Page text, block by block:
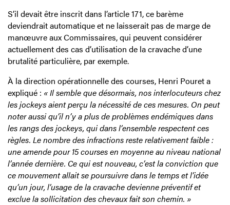
S’il devait être inscrit dans l’article 171, ce barème
deviendrait automatique et ne laisserait pas de marge de
manœuvre aux Commissaires, qui peuvent considérer
actuellement des cas d’utilisation de la cravache d’une
brutalité particulière, par exemple.
À la direction opérationnelle des courses, Henri Pouret a
expliqué : « Il semble que désormais, nos interlocuteurs chez
les jockeys aient perçu la nécessité de ces mesures. On peut
noter aussi qu’il n’y a plus de problèmes endémiques dans
les rangs des jockeys, qui dans l’ensemble respectent ces
règles. Le nombre des infractions reste relativement faible :
une amende pour 15 courses en moyenne au niveau national
l’année dernière. Ce qui est nouveau, c’est la conviction que
ce mouvement allait se poursuivre dans le temps et l’idée
qu’un jour, l’usage de la cravache devienne préventif et
exclue la sollicitation des chevaux fait son chemin. »